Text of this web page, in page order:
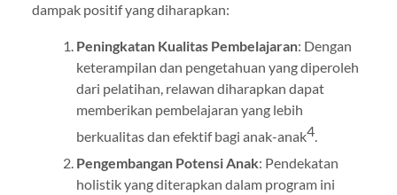
dampak positif yang diharapkan:
Peningkatan Kualitas Pembelajaran: Dengan
keterampilan dan pengetahuan yang diperoleh
dari pelatihan, relawan diharapkan dapat
memberikan pembelajaran yang lebih
berkualitas dan efektif bagi anak-anak4.
Pengembangan Potensi Anak: Pendekatan
holistik yang diterapkan dalam program ini